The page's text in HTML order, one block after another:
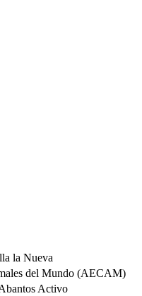
la Nueva
del Mundo (AECAM)
Activo